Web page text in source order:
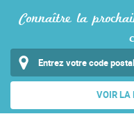
Connaître la
VOIR LA